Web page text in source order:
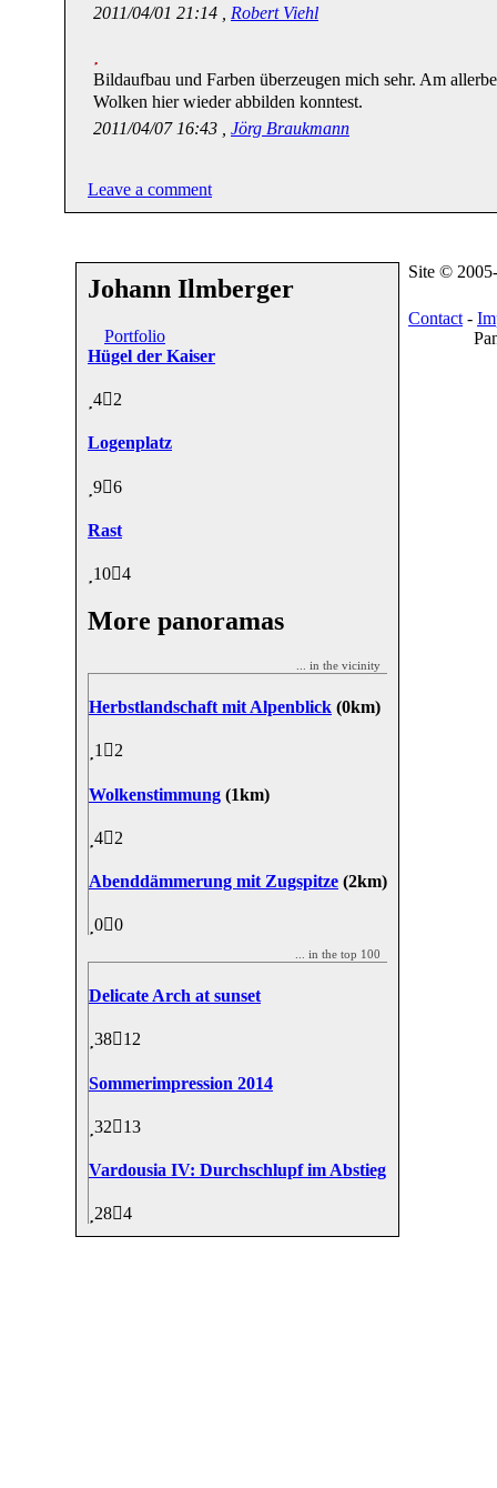
2011/04/01 21:14 , Robert Viehl
Bildaufbau und Farben überzeugen mich sehr. Am
Wolken hier wieder abbilden konntest.
2011/04/07 16:43 , Jörg Braukmann
Leave a comment
Johann Ilmberger
Portfolio
Hügel der Kaiser
4 2
Logenplatz
9 6
Rast
10 4
More panoramas
... in the vicinity
Herbstlandschaft mit Alpenblick (0km)
1 2
Wolkenstimmung (1km)
4 2
Abenddämmerung mit Zugspitze (2km)
0 0
... in the top 100
Delicate Arch at sunset
38 12
Sommerimpression 2014
32 13
Vardousia IV: Durchschlupf im Abstieg
28 4
Site ©
Contact -